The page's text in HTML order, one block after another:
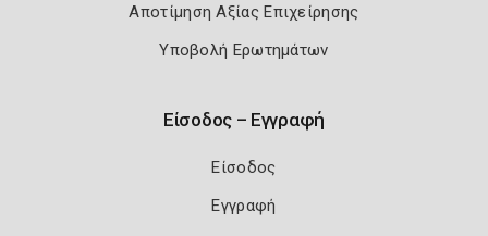
Αποτίμηση Αξίας Επιχείρησης
Υποβολή Ερωτημάτων
Είσοδος – Εγγραφή
Είσοδος
Εγγραφή